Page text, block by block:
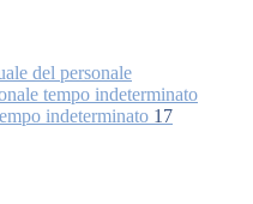
del personale
tempo indeterminato
indeterminato 17